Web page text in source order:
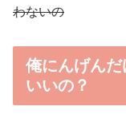
わないの
俺にんげん
いいの？